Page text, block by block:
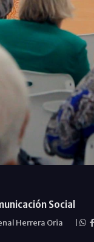
Social
Herrera Oria